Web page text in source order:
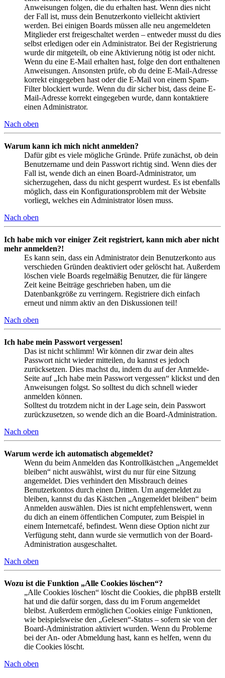
Anweisungen folgen, die du erhalten hast. Wenn dies nicht
der Fall ist, muss dein Benutzerkonto vielleicht aktiviert
werden. Bei einigen Boards müssen alle neu angemeldeten
Mitglieder erst freigeschaltet werden – entweder musst du dies
selbst erledigen oder ein Administrator. Bei der Registrierung
wurde dir mitgeteilt, ob eine Aktivierung nötig ist oder nicht.
Wenn du eine E-Mail erhalten hast, folge den dort enthaltenen
Anweisungen. Ansonsten prüfe, ob du deine E-Mail-Adresse
korrekt eingegeben hast oder die E-Mail von einem Spam-
Filter blockiert wurde. Wenn du dir sicher bist, dass deine E-
Mail-Adresse korrekt eingegeben wurde, dann kontaktiere
einen Administrator.
Nach oben
Warum kann ich mich nicht anmelden?
Dafür gibt es viele mögliche Gründe. Prüfe zunächst, ob dein
Benutzername und dein Passwort richtig sind. Wenn dies der
Fall ist, wende dich an einen Board-Administrator, um
sicherzugehen, dass du nicht gesperrt wurdest. Es ist ebenfalls
möglich, dass ein Konfigurationsproblem mit der Website
vorliegt, welches ein Administrator lösen muss.
Nach oben
Ich habe mich vor einiger Zeit registriert, kann mich aber nicht
mehr anmelden?!
Es kann sein, dass ein Administrator dein Benutzerkonto aus
verschieden Gründen deaktiviert oder gelöscht hat. Außerdem
löschen viele Boards regelmäßig Benutzer, die für längere
Zeit keine Beiträge geschrieben haben, um die
Datenbankgröße zu verringern. Registriere dich einfach
erneut und nimm aktiv an den Diskussionen teil!
Nach oben
Ich habe mein Passwort vergessen!
Das ist nicht schlimm! Wir können dir zwar dein altes
Passwort nicht wieder mitteilen, du kannst es jedoch
zurücksetzen. Dies machst du, indem du auf der Anmelde-
Seite auf „Ich habe mein Passwort vergessen“ klickst und den
Anweisungen folgst. So solltest du dich schnell wieder
anmelden können.
Solltest du trotzdem nicht in der Lage sein, dein Passwort
zurückzusetzen, so wende dich an die Board-Administration.
Nach oben
Warum werde ich automatisch abgemeldet?
Wenn du beim Anmelden das Kontrollkästchen „Angemeldet
bleiben“ nicht auswählst, wirst du nur für eine Sitzung
angemeldet. Dies verhindert den Missbrauch deines
Benutzerkontos durch einen Dritten. Um angemeldet zu
bleiben, kannst du das Kästchen „Angemeldet bleiben“ beim
Anmelden auswählen. Dies ist nicht empfehlenswert, wenn
du dich an einem öffentlichen Computer, zum Beispiel in
einem Internetcafé, befindest. Wenn diese Option nicht zur
Verfügung steht, dann wurde sie vermutlich von der Board-
Administration ausgeschaltet.
Nach oben
Wozu ist die Funktion „Alle Cookies löschen“?
„Alle Cookies löschen“ löscht die Cookies, die phpBB erstellt
hat und die dafür sorgen, dass du im Forum angemeldet
bleibst. Außerdem ermöglichen Cookies einige Funktionen,
wie beispielsweise den „Gelesen“-Status – sofern sie von der
Board-Administration aktiviert wurden. Wenn du Probleme
bei der An- oder Abmeldung hast, kann es helfen, wenn du
die Cookies löscht.
Nach oben